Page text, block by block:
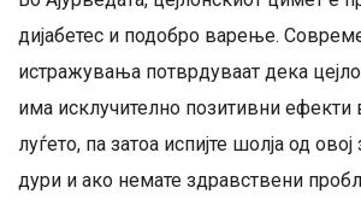
дијабетес и подобро варење.
истражувања потврдуваат дека
има исклучително позитивни ефекти
луѓето, па затоа испијте шолја од
дури и ако немате здравствени